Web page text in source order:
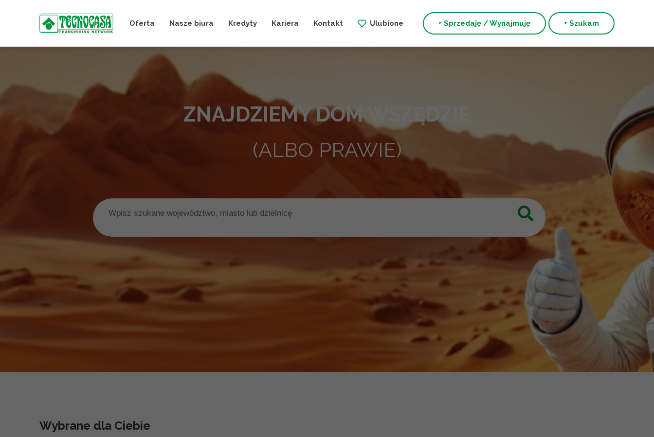
Oferta Nasze biura Kredyty Kariera Kontakt Ulubione + Sprzedaję / Wynajmuję + Szukam
ZNAJDZIEMY DOM WSZĘDZIE
(ALBO PRAWIE)
Wybrane dla Ciebie